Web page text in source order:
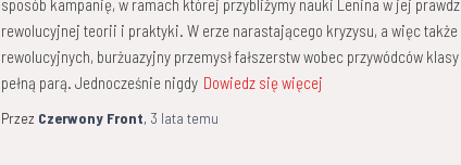
sposób kampanię, w ramach której przybliżymy nauki Lenina w jej
rewolucyjnej teorii i praktyki. W erze narastającego kryzysu, a więc także
rewolucyjnych, burżuazyjny przemysł fałszerstw wobec przywódców
pełną parą. Jednocześnie nigdy Dowiedz się więcej
Przez Czerwony Front, 3 lata temu